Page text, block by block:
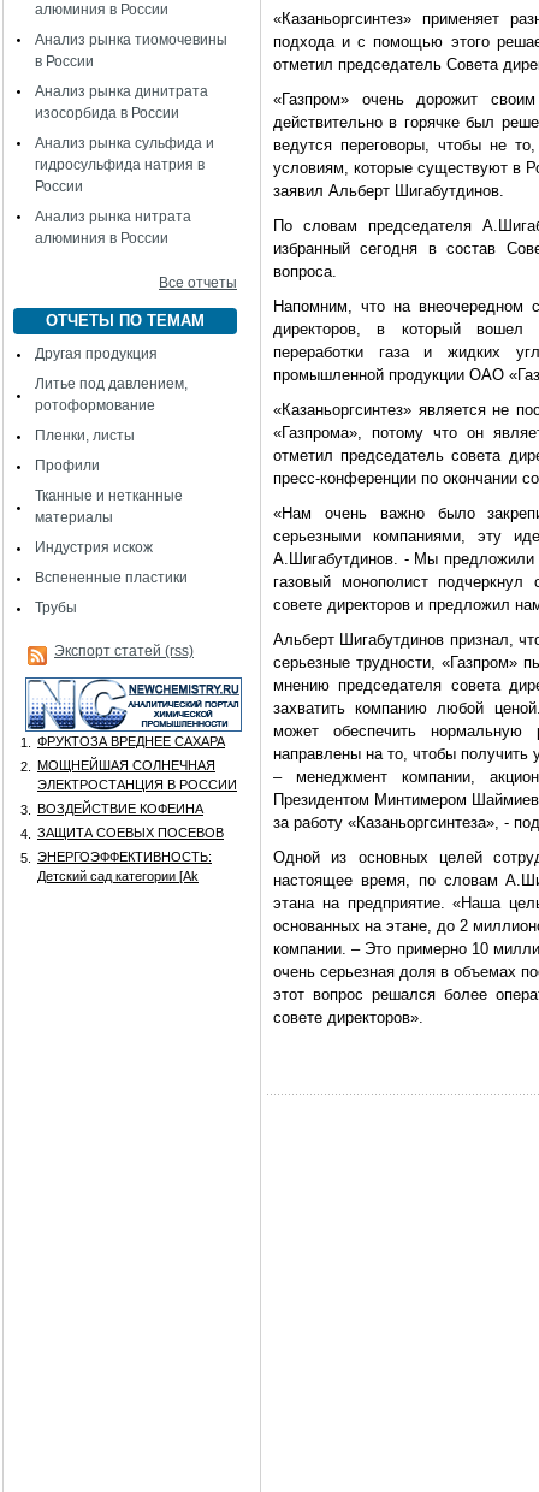
алюминия в России
Анализ рынка тиомочевины
в России
Анализ рынка динитрата
изосорбида в России
Анализ рынка сульфида и
гидросульфида натрия в
России
Анализ рынка нитрата
алюминия в России
Все отчеты
ОТЧЕТЫ ПО ТЕМАМ
Другая продукция
Литье под давлением,
ротоформование
Пленки, листы
Профили
Тканные и нетканные
материалы
Индустрия искож
Вспененные пластики
Трубы
Экспорт статей (rss)
1.
ФРУКТОЗА ВРЕДНЕЕ САХАРА
2.
МОЩНЕЙШАЯ СОЛНЕЧНАЯ
ЭЛЕКТРОСТАНЦИЯ В РОССИИ
3.
ВОЗДЕЙСТВИЕ КОФЕИНА
4.
ЗАЩИТА СОЕВЫХ ПОСЕВОВ
5.
ЭНЕРГОЭФФЕКТИВНОСТЬ:
Детский сад категории [Аk
«Казаньоргсинтез» применяет
подхода и с помощью этого
отметил председатель Совета
«Газпром» очень дорожит
действительно в горячке был
ведутся переговоры, чтобы не
условиям, которые существуют в
заявил Альберт Шигабутдинов.
По словам председателя
избранный сегодня в состав
вопроса.
Напомним, что на внеочередном
директоров, в который вошел
переработки газа и жидких
промышленной продукции ОАО
«Казаньоргсинтез» является не
«Газпрома», потому что он
отметил председатель совета
пресс-конференции по окончании
«Нам очень важно было
серьезными компаниями, эту
А.Шигабутдинов. - Мы предложили
газовый монополист
совете директоров и предложил
Альберт Шигабутдинов признал,
серьезные трудности, «Газпром»
мнению председателя совета
захватить компанию любой
может обеспечить нормальную
направлены на то, чтобы получить
– менеджмент компании,
Президентом Минтимером
за работу «Казаньоргсинтеза», -
Одной из основных целей
настоящее время, по словам
этана на предприятие. «Наша
основанных на этане, до 2
компании. – Это примерно 10
очень серьезная доля в объемах
этот вопрос решался более
совете директоров».